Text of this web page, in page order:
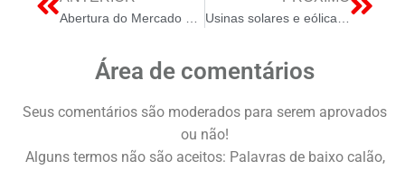
Abertura do Mercado Livre de Energia Avança, mas Setor Enxerga Risco de Atraso em Ajustes Cruciais Usinas solares e eólicas em operação em seis estados
Área de comentários
Seus comentários são moderados para serem aprovados
ou não!
Alguns termos não são aceitos: Palavras de baixo calão,